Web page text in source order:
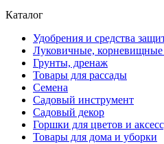
Каталог
Удобрения и средства
Луковичные,
Грунты, дренаж
Товары для рассады
Семена
Садовый инструмент
Садовый декор
Горшки для цветов и
Товары для дома и уборки